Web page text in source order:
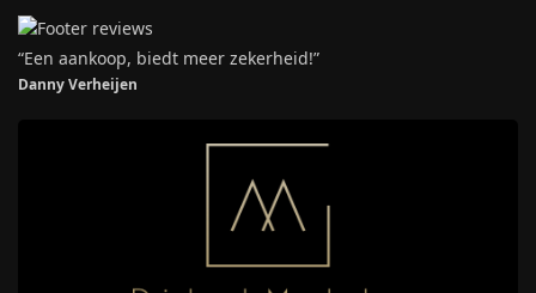
“Een aankoop, biedt meer zekerheid!”
Danny Verheijen